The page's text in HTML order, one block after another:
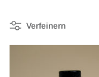
Verfeinern